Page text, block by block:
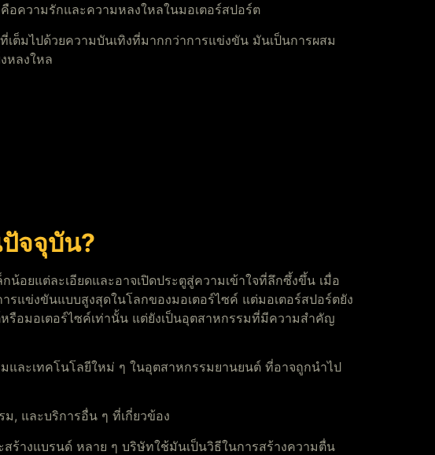
ความรักและความหลงใหลในมอเตอร์สปอร์ต
มไปด้วยความบันเทิงที่มากกว่าการแข่งขัน มันเป็นการผสม
หลงใหล
จจุบัน?
อยแต่ละเอียดและอาจเปิดประตูสู่ความเข้าใจที่ลึกซึ้งขึ้น เมื่อ
ารแข่งขันแบบสูงสุดในโลกของมอเตอร์ไซค์ แต่มอเตอร์สปอร์ตยัง
อมอเตอร์ไซค์เท่านั้น แต่ยังเป็นอุตสาหกรรมที่มีความสำคัญ
ละเทคโนโลยีใหม่ ๆ ในอุตสาหกรรมยานยนต์ ที่อาจถูกนำไป
, และบริการอื่น ๆ ที่เกี่ยวข้อง
ร้างแบรนด์ หลาย ๆ บริษัทใช้มันเป็นวิธีในการสร้างความตื่น